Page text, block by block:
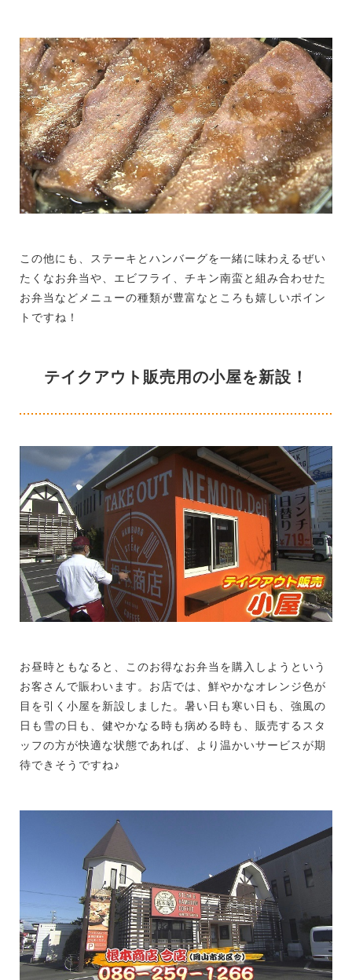
この他にも、ステーキとハンバーグを一緒に味わえるぜい
たくなお弁当や、エビフライ、チキン南蛮と組み合わせた
お弁当などメニューの種類が豊富なところも嬉しいポイン
トですね！
テイクアウト販売用の小屋を新設！
お昼時ともなると、このお得なお弁当を購入しようという
お客さんで賑わいます。お店では、鮮やかなオレンジ色が
目を引く小屋を新設しました。暑い日も寒い日も、強風の
日も雪の日も、健やかなる時も病める時も、販売するスタ
ッフの方が快適な状態であれば、より温かいサービスが期
待できそうですね♪